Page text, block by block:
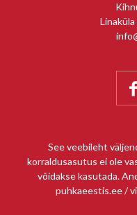

See veebileht
korraldusasutus ei ole
võidakse kasutada.
puhkaeestis.ee /